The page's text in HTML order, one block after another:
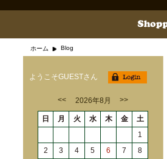
ホーム Blog
ようこそGUESTさん
<< 2026年8月 >>
日 月 火 水 木 金
土
1
2
3 4 5 6 7
8